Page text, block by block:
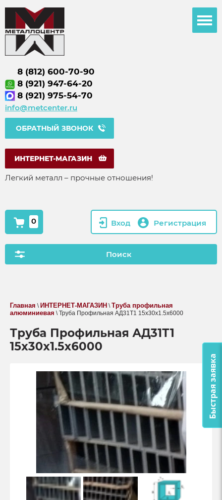
8 (812) 600-70-90
8 (921) 947-64-20
8 (921) 975-54-70
info@metcenter.ru
ОБРАТНЫЙ ЗВОНОК
ИНТЕРНЕТ-МАГАЗИН
Легкий металл – прочные отношения!
0 Вход Регистрация
Поиск
Главная \ ИНТЕРНЕТ-МАГАЗИН \Труба профильная
алюминиевая \ Труба Профильная АД31Т1 15х30х1.5х6000
Труба Профильная АД31Т1
15х30х1.5х6000
Быстрая заявка